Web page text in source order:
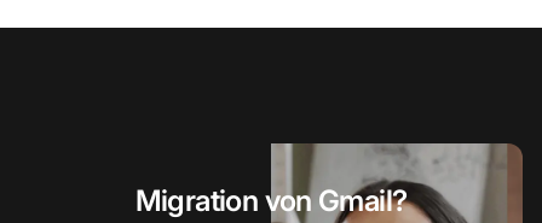
Migration von Gmail?